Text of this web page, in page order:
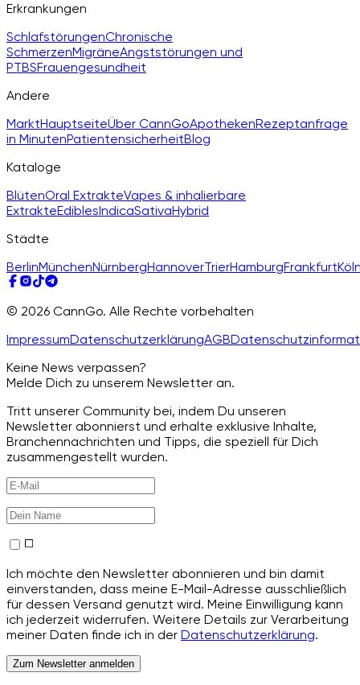
Erkrankungen
SchlafstörungenChronische
SchmerzenMigräneAngststörungen und
PTBSFrauengesundheit
Andere
MarktHauptseiteÜber CannGoApothekenRezeptanfrage
in MinutenPatientensicherheitBlog
Kataloge
BlütenOral ExtrakteVapes & inhalierbare
ExtrakteEdiblesIndicaSativaHybrid
Städte
BerlinMünchenNürnbergHannoverTrierHamburgFrankfurt
© 2026 CannGo. Alle Rechte vorbehalten
ImpressumDatenschutzerklärungAGB
Keine News verpassen?
Melde Dich zu unserem Newsletter an.
Tritt unserer Community bei, indem Du unseren
Newsletter abonnierst und erhalte exklusive Inhalte,
Branchennachrichten und Tipps, die speziell für Dich
zusammengestellt wurden.
Ich möchte den Newsletter abonnieren und bin damit
einverstanden, dass meine E-Mail-Adresse ausschließlich
für dessen Versand genutzt wird. Meine Einwilligung kann
ich jederzeit widerrufen. Weitere Details zur Verarbeitung
meiner Daten finde ich in der Datenschutzerklärung.
Zum Newsletter anmelden